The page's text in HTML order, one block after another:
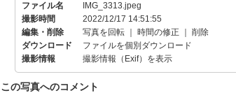
ファイル名
IMG_3313.jpeg
撮影時間
2022/12/17 14:51:55
編集・削除
写真を回転 時間の修正
削除
ダウンロード
ファイルを個別ダウンロード
撮影情報
撮影情報（Exif）を表示
この写真へのコメント